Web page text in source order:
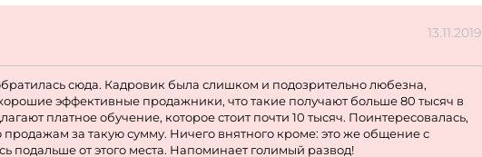
13.11.2019
сюда. Кадровик была слишком и подозрительно любезна,
эффективные продажники, что такие получают больше 80 тысяч в
платное обучение, которое стоит почти 10 тысяч. Поинтересовалась,
за такую сумму. Ничего внятного кроме: это же общение с
подальше от этого места. Напоминает голимый развод!